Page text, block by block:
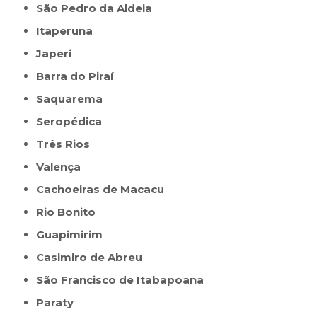
São Pedro da Aldeia
Itaperuna
Japeri
Barra do Piraí
Saquarema
Seropédica
Três Rios
Valença
Cachoeiras de Macacu
Rio Bonito
Guapimirim
Casimiro de Abreu
São Francisco de Itabapoana
Paraty